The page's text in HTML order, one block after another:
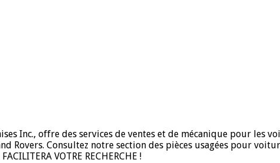
Inc., offre des services de ventes et de mécanique pour
Rovers. Consultez notre section des pièces usagées pour
VOTRE RECHERCHE !